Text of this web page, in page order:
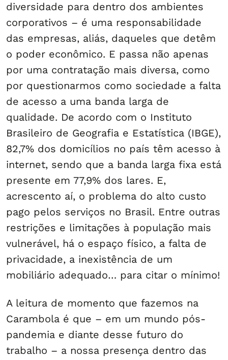
diversidade para dentro dos ambientes
corporativos – é uma responsabilidade
das empresas, aliás, daqueles que detêm
o poder econômico. E passa não apenas
por uma contratação mais diversa, como
por questionarmos como sociedade a falta
de acesso a uma banda larga de
qualidade. De acordo com o Instituto
Brasileiro de Geografia e Estatística (IBGE),
82,7% dos domicílios no país têm acesso à
internet, sendo que a banda larga fixa está
presente em 77,9% dos lares. E,
acrescento aí, o problema do alto custo
pago pelos serviços no Brasil. Entre outras
restrições e limitações à população mais
vulnerável, há o espaço físico, a falta de
privacidade, a inexistência de um
mobiliário adequado… para citar o mínimo!
A leitura de momento que fazemos na
Carambola é que – em um mundo pós-
pandemia e diante desse futuro do
trabalho – a nossa presença dentro das